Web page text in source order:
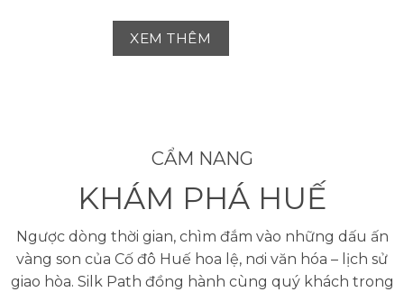
XEM THÊM
CẨM NANG
KHÁM PHÁ HUẾ
Ngược dòng thời gian, chìm đắm vào những dấu ấn
vàng son của Cố đô Huế hoa lệ, nơi văn hóa – lịch sử
giao hòa. Silk Path đồng hành cùng quý khách trong